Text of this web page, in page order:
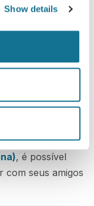
Show details
cirurgia?
Surgery (Dr.
, é possível
com seus amigos